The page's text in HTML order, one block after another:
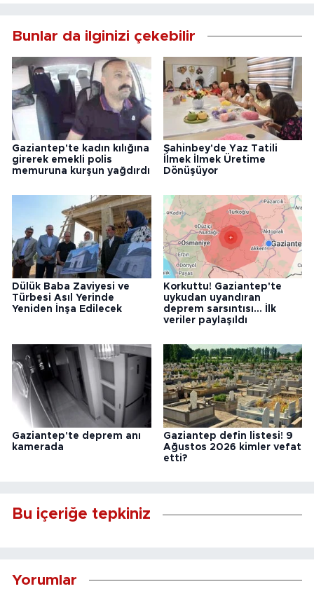
Bunlar da ilginizi çekebilir
Gaziantep'te kadın kılığına
girerek emekli polis
memuruna kurşun yağdırdı
Şahinbey'de Yaz Tatili
İlmek İlmek Üretime
Dönüşüyor
Dülük Baba Zaviyesi ve
Türbesi Asıl Yerinde
Yeniden İnşa Edilecek
Korkuttu! Gaziantep'te
uykudan uyandıran
deprem sarsıntısı... İlk
veriler paylaşıldı
Gaziantep'te deprem anı
kamerada
Gaziantep defin listesi! 9
Ağustos 2026 kimler vefat
etti?
Bu içeriğe tepkiniz
Yorumlar